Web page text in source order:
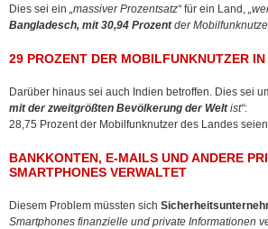
Dies sei ein „massiver Prozentsatz“für ein Land,
Bangladesch, mit 30,94 Prozentder
29 PROZENT DER MOBILFUNKNUTZER
Darüber hinaus sei auch Indien betroffen. Dies sei
mit der zweitgrößten Bevölkerung der Weltist“:
28,75 Prozent der Mobilfunknutzer des Landes seien
BANKKONTEN, E-MAILS UND ANDERE
SMARTPHONES VERWALTET
Diesem Problem müssten sich
Smartphones finanzielle und private Informationen